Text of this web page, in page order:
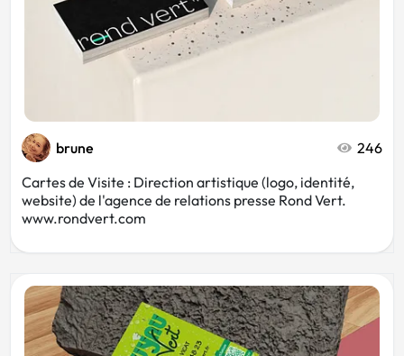
brune
246
Cartes de Visite : Direction artistique (logo, identité,
website) de l'agence de relations presse Rond Vert.
www.rondvert.com